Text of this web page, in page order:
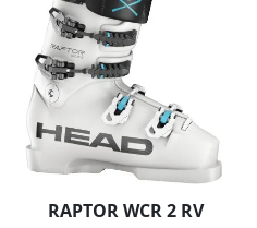
RAPTOR WCR 2 RV